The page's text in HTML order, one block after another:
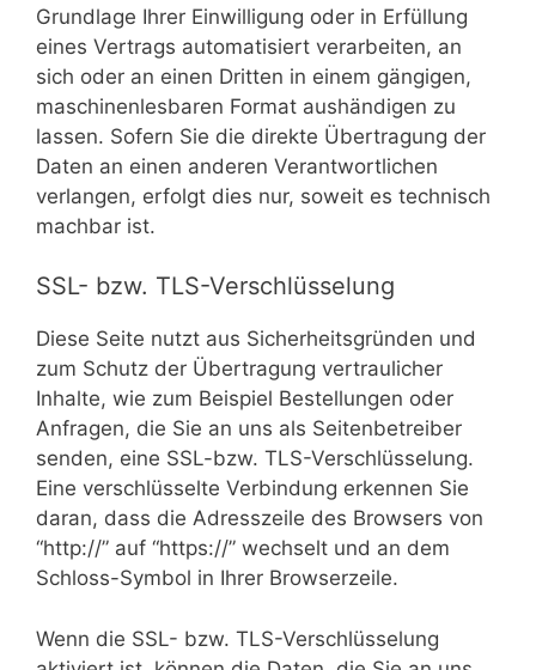
Grundlage Ihrer Einwilligung oder in Erfüllung
eines Vertrags automatisiert verarbeiten, an
sich oder an einen Dritten in einem gängigen,
maschinenlesbaren Format aushändigen zu
lassen. Sofern Sie die direkte Übertragung der
Daten an einen anderen Verantwortlichen
verlangen, erfolgt dies nur, soweit es technisch
machbar ist.
SSL- bzw. TLS-Verschlüsselung
Diese Seite nutzt aus Sicherheitsgründen und
zum Schutz der Übertragung vertraulicher
Inhalte, wie zum Beispiel Bestellungen oder
Anfragen, die Sie an uns als Seitenbetreiber
senden, eine SSL-bzw. TLS-Verschlüsselung.
Eine verschlüsselte Verbindung erkennen Sie
daran, dass die Adresszeile des Browsers von
“http://” auf “https://” wechselt und an dem
Schloss-Symbol in Ihrer Browserzeile.
Wenn die SSL- bzw. TLS-Verschlüsselung